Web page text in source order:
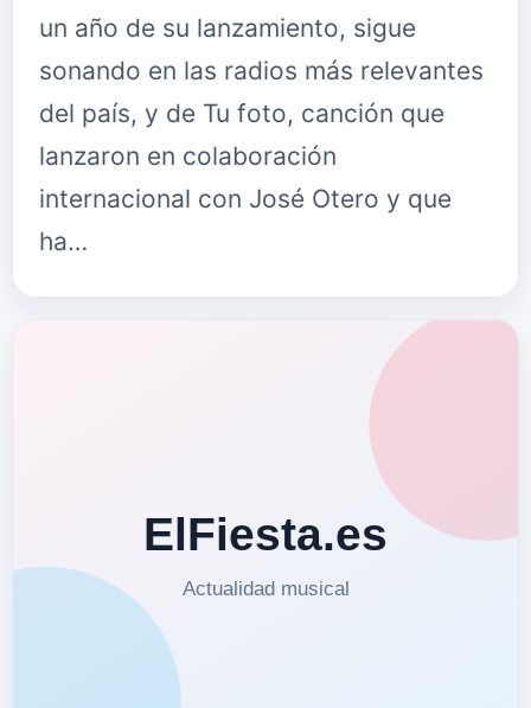
un año de su lanzamiento, sigue
sonando en las radios más relevantes
del país, y de Tu foto, canción que
lanzaron en colaboración
internacional con José Otero y que
ha…